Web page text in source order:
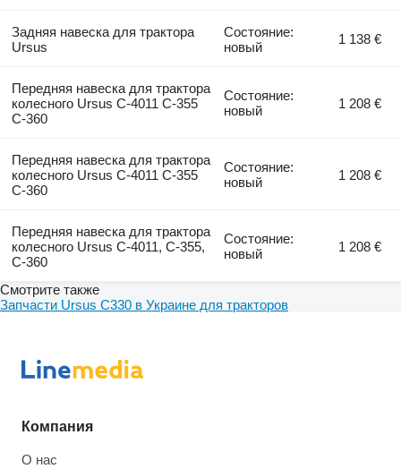
Задняя навеска для трактора
Ursus
Состояние:
новый
1 138 €
Передняя навеска для трактора
колесного Ursus C-4011 C-355
C-360
Состояние:
новый
1 208 €
Передняя навеска для трактора
колесного Ursus C-4011 C-355
C-360
Состояние:
новый
1 208 €
Передняя навеска для трактора
колесного Ursus C-4011, C-355,
C-360
Состояние:
новый
1 208 €
Смотрите также
Запчасти Ursus C330 в Украине для тракторов
Компания
О нас